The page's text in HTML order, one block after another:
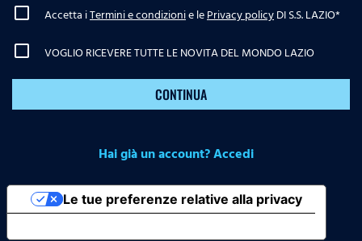
Accetta iTermini e condizionie lePrivacy policyDI S.S. LAZIO*
VOGLIO RICEVERE TUTTE LE NOVITA DEL MONDO LAZIO
CONTINUA
Hai già un account? Accedi
Le tue preferenze relative alla privacy